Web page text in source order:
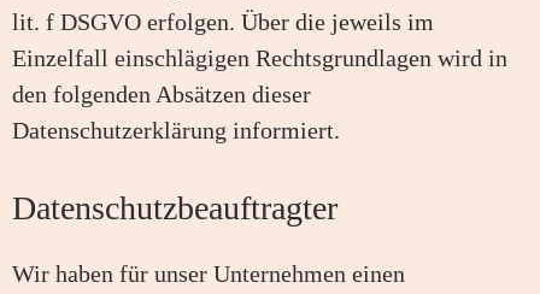
lit. f DSGVO erfolgen. Über die jeweils im
Einzelfall einschlägigen Rechtsgrundlagen wird in
den folgenden Absätzen dieser
Datenschutzerklärung informiert.
Datenschutz­beauftragter
Wir haben für unser Unternehmen einen